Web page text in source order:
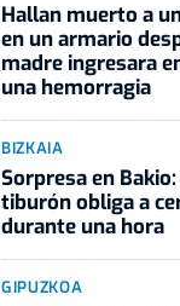
Hallan muerto a
en un armario
madre ingresara
una hemorragia
BIZKAIA
Sorpresa en
tiburón obliga a
durante una hora
GIPUZKOA